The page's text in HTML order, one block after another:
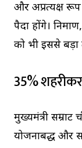
और अप्रत्यक्ष
पैदा होंगे।
को भी इससे बड़ा
35%
मुख्यमंत्री
योजनाबद्ध और